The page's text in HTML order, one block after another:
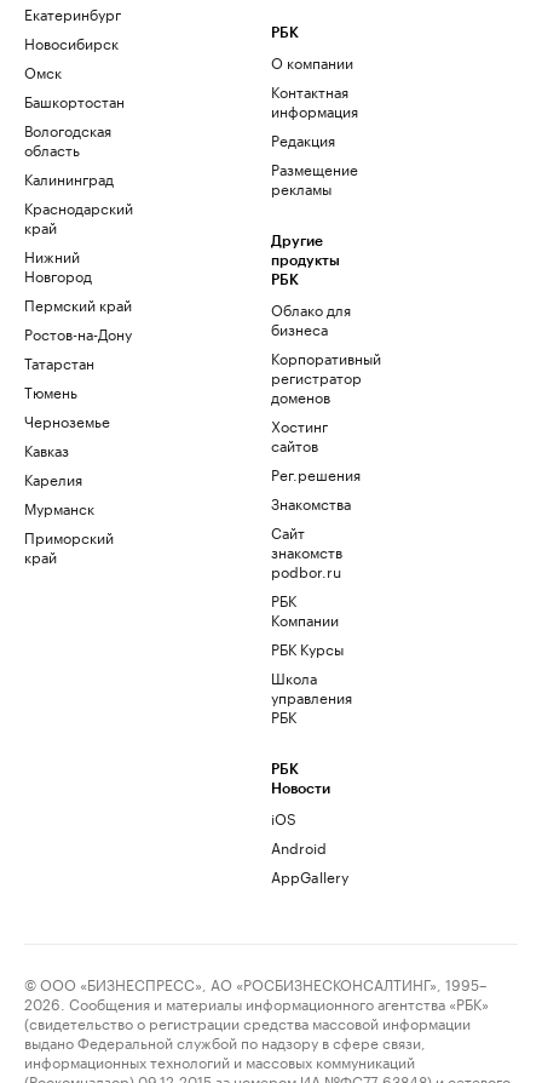
Екатеринбург
Новосибирск
Омск
Башкортостан
Вологодская
область
Калининград
Краснодарский
край
Нижний
Новгород
Пермский край
Ростов-на-Дону
Татарстан
Тюмень
Черноземье
Кавказ
Карелия
Мурманск
Приморский
край
РБК
О компании
Контактная
информация
Редакция
Размещение
рекламы
Другие
продукты
РБК
Облако для
бизнеса
Корпоративный
регистратор
доменов
Хостинг
сайтов
Рег.решения
Знакомства
Сайт
знакомств
podbor.ru
РБК
Компании
РБК Курсы
Школа
управления
РБК
РБК
Новости
iOS
Android
AppGallery
© ООО «БИЗНЕСПРЕСС», АО «РОСБИЗНЕСКОНСАЛТИНГ», 1995–
2026. Сообщения и материалы информационного агентства «РБК»
(свидетельство о регистрации средства массовой информации
выдано Федеральной службой по надзору в сфере связи,
информационных технологий и массовых коммуникаций